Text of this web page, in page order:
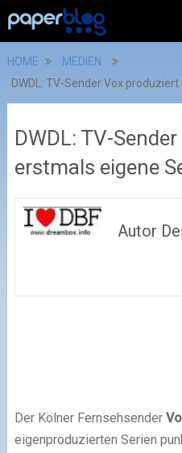
HOME
MEDIEN
DWDL: TV-Sender Vox
DWDL: TV-
erstmals eigene
Autor
Der Kölner Fernsehsender
eigenproduzierten Serien